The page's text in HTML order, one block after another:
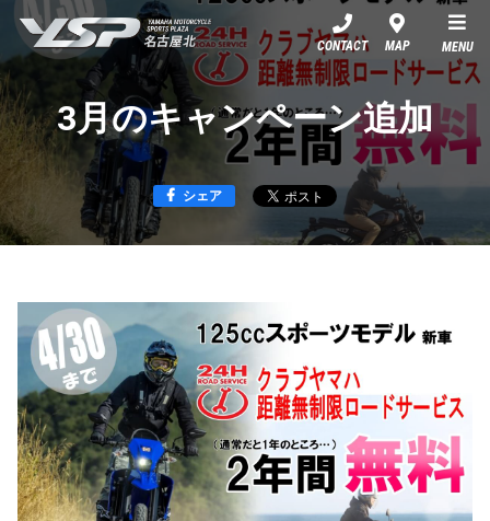
YSP名古屋北
CONTACT MAP MENU
3月のキャンペーン追加
シェア